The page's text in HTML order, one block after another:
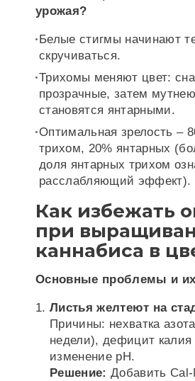
урожая?
Белые стигмы начинают
скручиваться.
Трихомы меняют цвет:
прозрачные, затем
становятся янтарными.
Оптимальная зрелость –
трихом, 20% янтарных
доля янтарных трихом
расслабляющий эффект).
Как избежать
при
каннабиса в
Основные проблемы и
Листья желтеют на
Причины: нехватка
недели), дефицит калия
изменение pH.
Решение: Добавить Cal-